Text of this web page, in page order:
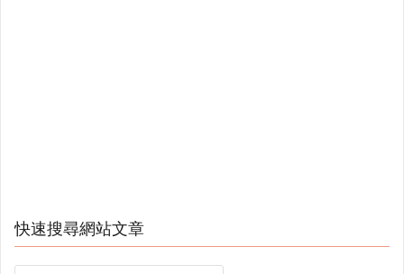
快速搜尋網站文章